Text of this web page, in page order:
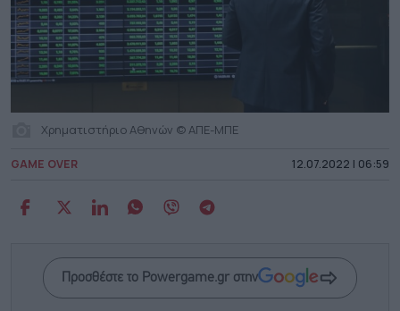
Χρηματιστήριο Αθηνών © ΑΠΕ-ΜΠΕ
GAME OVER 12.07.2022 | 06:59
Προσθέστε το Powergame.gr στην